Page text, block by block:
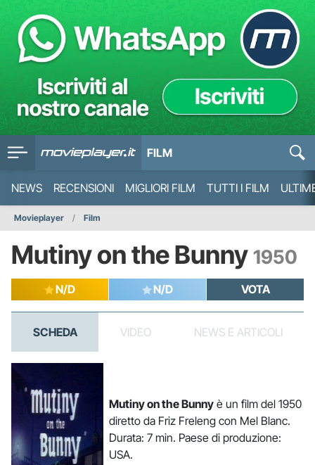
FILM
NEWS RECENSIONI MIGLIORI FILM TUTTI I FILM
Movieplayer Film
Mutiny on the Bunny 1950
N/D N/D VOTA
SCHEDA VIDEO NEWS E ARTICOLI
Mutiny on the Bunnyè un film del 1950
diretto da Friz Freleng con Mel Blanc.
Durata: 7 min. Paese di produzione:
USA.